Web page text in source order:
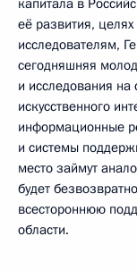
капитала в
её развития,
исследователям,
сегодняшняя
и исследования
искусственного
информационные
и системы
место займут
будет
всестороннюю
области.